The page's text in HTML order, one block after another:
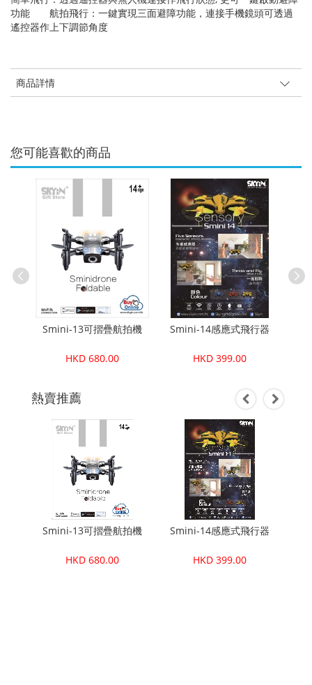
功能 航拍飛行：一鍵實現三面避障功能，連接手機鏡頭可透過
遙控器作上下調節角度
商品詳情
您可能喜歡的商品
機
Smini-13可摺疊航拍機
HKD 680.00
Smini-14感應式飛行器
HKD 399.00
熱賣推薦
Smini-13可摺疊航拍機
HKD 680.00
Smini-14感應式飛行器
HKD 399.00